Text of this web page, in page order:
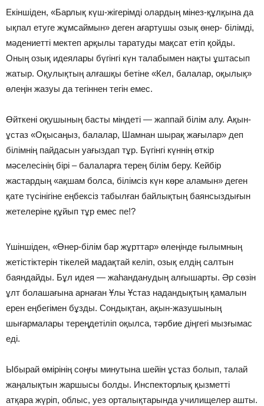
Екіншіден, «Барлық күш-жігерімді олардың мінез-құлқына да
ықпал етуге жұмсаймын» деген ағартушы озық өнер- білімді,
мәдениетті мектеп арқылы таратуды мақсат етіп қойды.
Оның озық идеялары бүгінгі күн талабымен нақты ұштасып
жатыр. Оқулықтың алғашқы бетіне «Кел, балалар, оқылық»
өлеңін жазуы да тегіннен тегін емес.
Өйткені оқушының басты міндеті — жаппай білім алу. Ақын-
ұстаз «Оқысаңыз, балалар, Шамнан шырақ жағылар» деп
білімнің пайдасын уағыздап тұр. Бүгінгі күннің өткір
мәселесінің бірі – балаларға терең білім беру. Кейбір
жастардың «ақшам болса, білімсіз күн көре аламын» деген
қате түсінігіне еңбексіз табылған байлықтың баянсыздығын
жетелеріне құйып тұр емес пе!?
Үшіншіден, «Өнер-білім бар жұрттар» өлеңінде ғылымның
жетістіктерін тікелей мадақтай келіп, озық елдің салтын
баяндайды. Бұл идея — жаһанданудың алғышарты. Әр сөзін
ұлт болашағына арнаған Ұлы Ұстаз надандықтың қамалын
ерен еңбегімен бұзды. Сондықтан, ақын-жазушының
шығармалары тереңдетіліп оқылса, тәрбие діңгегі мызғымас
еді.
Ыбырай өмірінің соңғы минутына шейін ұстаз болып, талай
жаңалықтын жаршысы болды. Инспекторлық қызметті
атқара жүріп, облыс, уез орталықтарында училищелер ашты.